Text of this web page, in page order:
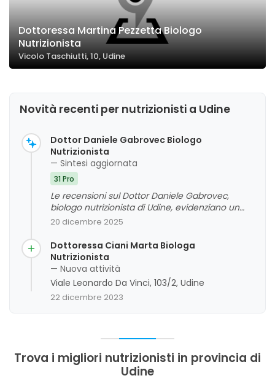
Dottoressa Martina Pezzetta Biologo
Nutrizionista
Vicolo Taschiutti, 10, Udine
Novità recenti per nutrizionisti a Udine
Dottor Daniele Gabrovec Biologo
Nutrizionista
— Sintesi aggiornata
31 Pro
Le recensioni sul Dottor Daniele Gabrovec,
biologo nutrizionista di Udine, evidenziano un
elevato livello di competenza, professionalità e
parte dei feedback sottolinea risultati concreti e
duraturi, grazie a piani alimentari personalizzati e
un approccio empatico e trasparente. Sono
presenti anche commenti positivi riguardo alla
flessibilità delle visite, anche online, e alla
capacità di motivare e ascoltare i pazienti. In
miglioramento legati alla comunicazione e alla
20 dicembre 2025
Dottoressa Ciani Marta Biologa
Nutrizionista
— Nuova attività
Viale Leonardo Da Vinci, 103/2, Udine
22 dicembre 2023
Trova i migliori nutrizionisti in provincia di
Udine